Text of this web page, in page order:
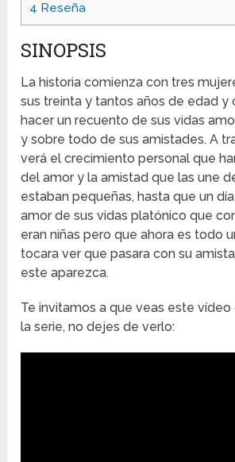
4 Reseña
SINOPSIS
La historia comienza con tres
sus treinta y tantos años de edad y
hacer un recuento de sus vidas
y sobre todo de sus amistades. A
verá el crecimiento personal que
del amor y la amistad que las une
estaban pequeñas, hasta que un
amor de sus vidas platónico que
eran niñas pero que ahora es todo
tocara ver que pasara con su
este aparezca.
Te invitamos a que veas este
la serie, no dejes de verlo: